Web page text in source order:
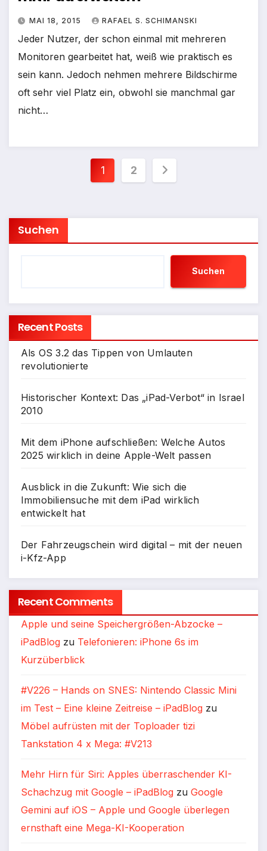
MAI 18, 2015 RAFAEL S. SCHIMANSKI
Jeder Nutzer, der schon einmal mit mehreren
Monitoren gearbeitet hat, weiß wie praktisch es
sein kann. Jedoch nehmen mehrere Bildschirme
oft sehr viel Platz ein, obwohl sie manchmal gar
nicht…
Beiträge
1 2
Suchen
Suchen
Recent Posts
Als OS 3.2 das Tippen von Umlauten
revolutionierte
Historischer Kontext: Das „iPad-Verbot“ in Israel
2010
Mit dem iPhone aufschließen: Welche Autos
2025 wirklich in deine Apple-Welt passen
Ausblick in die Zukunft: Wie sich die
Immobiliensuche mit dem iPad wirklich
entwickelt hat
Der Fahrzeugschein wird digital – mit der neuen
i-Kfz-App
Recent Comments
Apple und seine Speichergrößen-Abzocke –
iPadBlog zu Telefonieren: iPhone 6s im
Kurzüberblick
#V226 – Hands on SNES: Nintendo Classic Mini
im Test – Eine kleine Zeitreise – iPadBlog zu
Möbel aufrüsten mit der Toploader tizi
Tankstation 4 x Mega: #V213
Mehr Hirn für Siri: Apples überraschender KI-
Schachzug mit Google – iPadBlog zu Google
Gemini auf iOS – Apple und Google überlegen
ernsthaft eine Mega-KI-Kooperation